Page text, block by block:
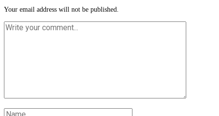
Your email address will not be published.